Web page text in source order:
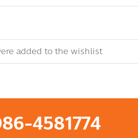
added to the wishlist
4581774